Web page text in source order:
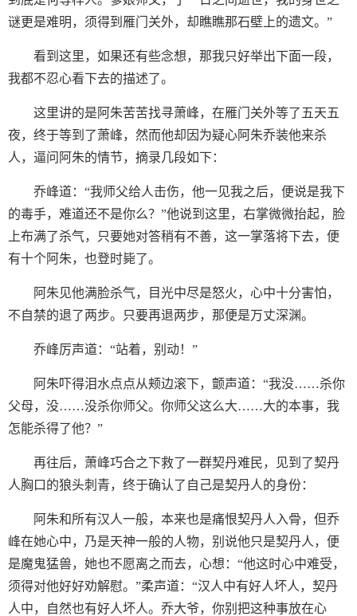
谜更是难明，须得到雁门关外，却瞧瞧那石壁上的遗文。”
看到这里，如果还有些念想，那我只好举出下面一段，
我都不忍心看下去的描述了。
这里讲的是阿朱苦苦找寻萧峰，在雁门关外等了五天五
夜，终于等到了萧峰，然而他却因为疑心阿朱乔装他来杀
人，逼问阿朱的情节，摘录几段如下：
乔峰道：“我师父给人击伤，他一见我之后，便说是我下
的毒手，难道还不是你么？”他说到这里，右掌微微抬起，脸
上布满了杀气，只要她对答稍有不善，这一掌落将下去，便
有十个阿朱，也登时毙了。
阿朱见他满脸杀气，目光中尽是怒火，心中十分害怕，
不自禁的退了两步。只要再退两步，那便是万丈深渊。
乔峰厉声道：“站着，别动！”
阿朱吓得泪水点点从颊边滚下，颤声道：“我没……杀你
父母，没……没杀你师父。你师父这么大……大的本事，我
怎能杀得了他？”
再往后，萧峰巧合之下救了一群契丹难民，见到了契丹
人胸口的狼头刺青，终于确认了自己是契丹人的身份：
阿朱和所有汉人一般，本来也是痛恨契丹人入骨，但乔
峰在她心中，乃是天神一般的人物，别说他只是契丹人，便
是魔鬼猛兽，她也不愿离之而去，心想：“他这时心中难受，
须得对他好好劝解慰。”柔声道：“汉人中有好人坏人，契丹
人中，自然也有好人坏人。乔大爷，你别把这种事放在心